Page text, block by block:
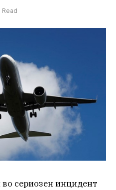
Read
сериозен инцидент